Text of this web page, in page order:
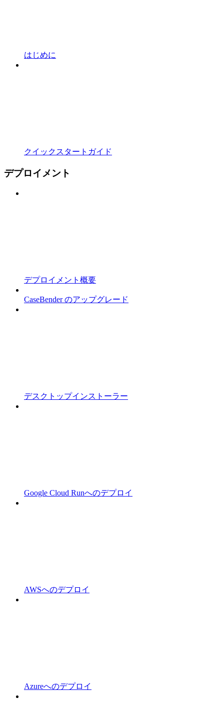
はじめに
クイックスタートガイド
デプロイメント
デプロイメント概要
CaseBender のアップグレード
デスクトップインストーラー
Google Cloud Runへのデプロイ
AWSへのデプロイ
Azureへのデプロイ